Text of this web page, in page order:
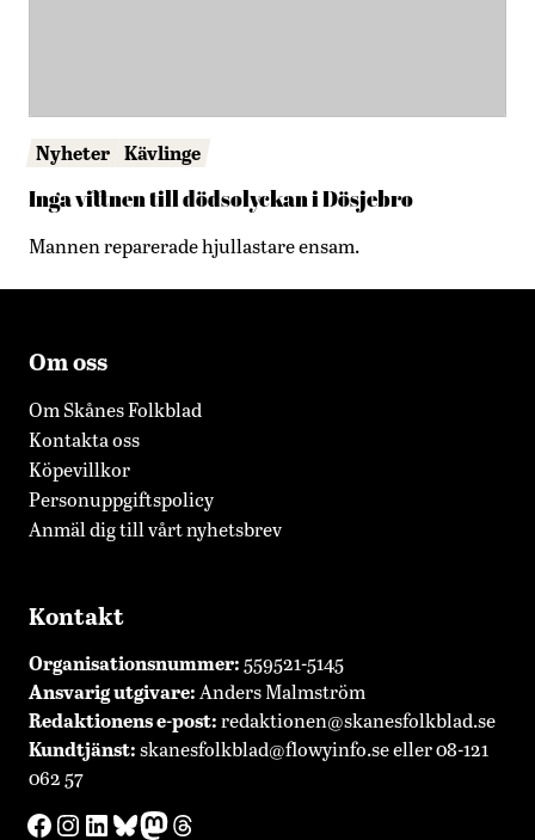
Nyheter Kävlinge
Inga vittnen till dödsolyckan i Dösjebro
Mannen reparerade hjullastare ensam.
Om oss
Om Skånes Folkblad
Kontakta oss
Köpevillkor
Personuppgiftspolicy
Anmäl dig till vårt nyhetsbrev
Kontakt
Organisationsnummer: 559521-5145
Ansvarig utgivare: Anders Malmström
Redaktionense-post:redaktionen@skanesfolkblad.se
Kundtjänst:skanesfolkblad@flowyinfo.seeller 08-121
062 57
Facebook
Instagram
LinkedIn
Bluesky
Mastodon
Threads